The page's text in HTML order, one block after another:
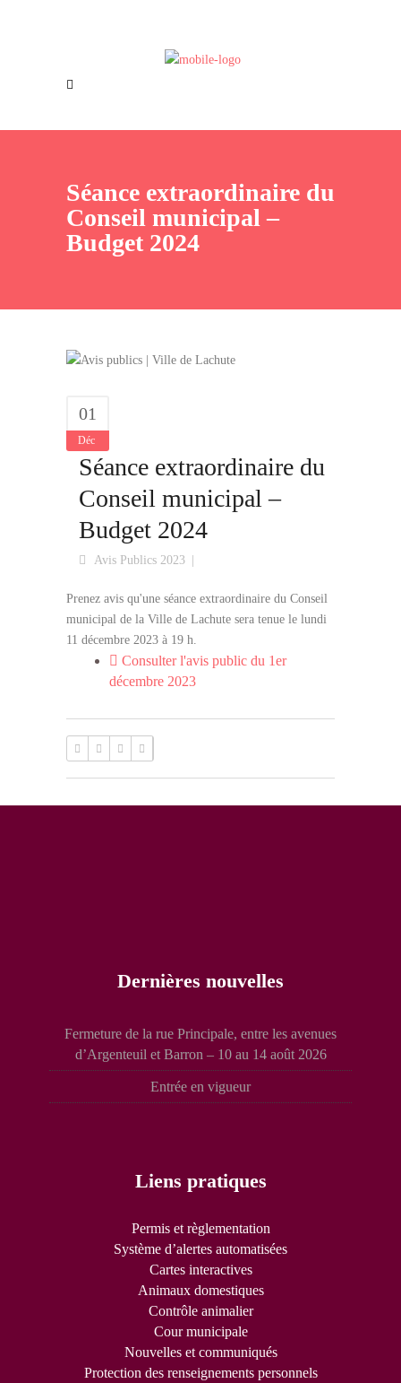
Offres d’emploi
Séance extraordinaire du
Conseil municipal –
Budget 2024
01
Déc
Séance extraordinaire du
Conseil municipal –
Budget 2024
Avis Publics 2023
Prenez avis qu'une séance extraordinaire du Conseil
municipal de la Ville de Lachute sera tenue le lundi
11 décembre 2023 à 19 h.
Consulter l'avis public du 1er
décembre 2023
Dernières nouvelles
Fermeture de la rue Principale, entre les avenues
d’Argenteuil et Barron – 10 au 14 août 2026
Entrée en vigueur
Liens pratiques
Permis et règlementation
Système d’alertes automatisées
Cartes interactives
Animaux domestiques
Contrôle animalier
Cour municipale
Nouvelles et communiqués
Protection des renseignements personnels